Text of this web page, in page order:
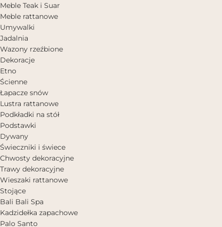
Meble Teak i Suar
Meble rattanowe
Umywalki
Jadalnia
Wazony rzeźbione
Dekoracje
Etno
Ścienne
Łapacze snów
Lustra rattanowe
Podkładki na stół
Podstawki
Dywany
Świeczniki i świece
Chwosty dekoracyjne
Trawy dekoracyjne
Wieszaki rattanowe
Stojące
Bali Bali Spa
Kadzidełka zapachowe
Palo Santo